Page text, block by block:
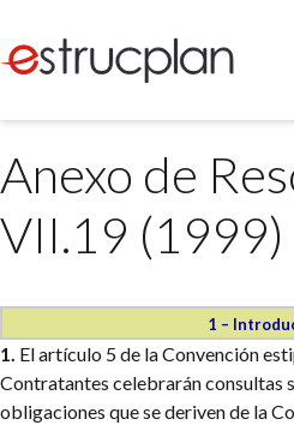
SERVICIOS
Medio Ambiente
INGRESAR
Buscador de Legislación
Matriz Premium
Matriz Profesional
Anexo de
VII.19 (1999)
1 –
1. El artículo 5 de la Convención
Contratantes celebrarán consultas
obligaciones que se deriven de la